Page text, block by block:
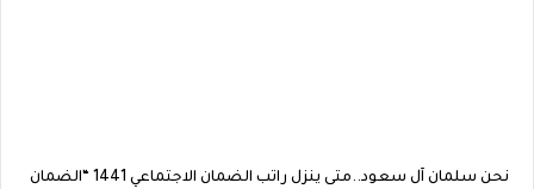
نحن سلمان آل سعود..متى ينزل راتب الضمان الاجتماعي 1441 “الضمان